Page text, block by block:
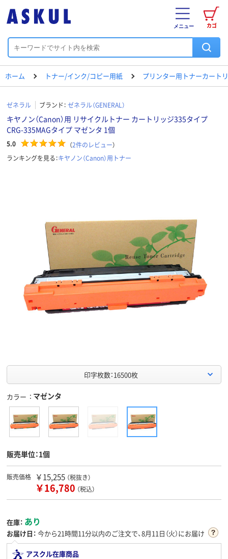
カゴ
メニュー
ホーム トナー/インク/コピー用紙 プリンター用トナーカート
ゼネラル ブランド： ゼネラル（GENERAL）
キヤノン（Canon）用 リサイクルトナー カートリッジ335タイプ
CRG-335MAGタイプ マゼンタ 1個
5.0 （2件のレビュー）
ランキングを見る：キヤノン（Canon）用トナー
印字枚数：16500枚
カラー マゼンタ
販売単位：1個
販売価格 ￥15,255 （税抜き）
￥16,780 （税込）
在庫： あり
お届け日： 今から21時間11分以内のご注文で、8月11日（火）にお届け
アスクル在庫商品